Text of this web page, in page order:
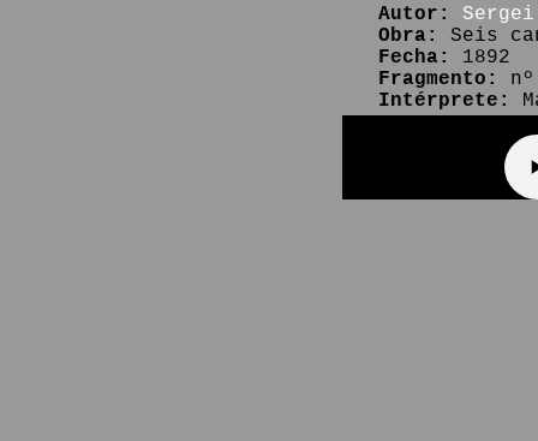
Autor:
Sergei
Obra:
Seis
Fecha:
1892
Fragmento:
Intérprete: